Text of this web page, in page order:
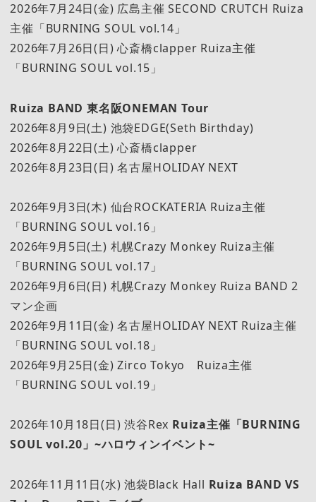
2026年7月24日(金) 広島主催 SECOND CRUTCH Ruiza
主催「BURNING SOUL vol.14」
2026年7月26日(日) 心斎橋clapper Ruiza主催
「BURNING SOUL vol.15」
Ruiza BAND 東名阪ONEMAN Tour
2026年8月9日(土) 池袋EDGE(Seth Birthday)
2026年8月22日(土) 心斎橋clapper
2026年8月23日(日) 名古屋HOLIDAY NEXT
2026年9月3日(木) 仙台ROCKATERIA Ruiza主催
「BURNING SOUL vol.16」
2026年9月5日(土) 札幌Crazy Monkey Ruiza主催
「BURNING SOUL vol.17」
2026年9月6日(日) 札幌Crazy Monkey Ruiza BAND 2
マン企画
2026年9月11日(金) 名古屋HOLIDAY NEXT Ruiza主催
「BURNING SOUL vol.18」
2026年9月25日(金) Zirco Tokyo Ruiza主催
「BURNING SOUL vol.19」
2026年10月18日(日) 渋谷Rex Ruiza主催「BURNING
SOUL vol.20」~ハロウィンイベント~
2026年11月11日(水) 池袋Black Hall Ruiza BAND VS